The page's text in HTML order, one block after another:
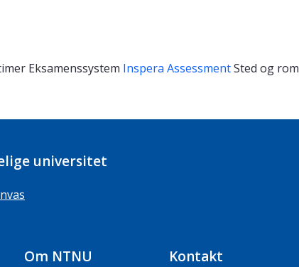
Eksamenssystem Inspera AssessmentSted og rom
universitet
Om NTNU Kontakt